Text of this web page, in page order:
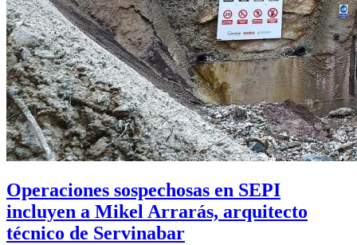
Operaciones sospechosas en SEPI
incluyen a Mikel Arrarás, arquitecto
técnico de Servinabar